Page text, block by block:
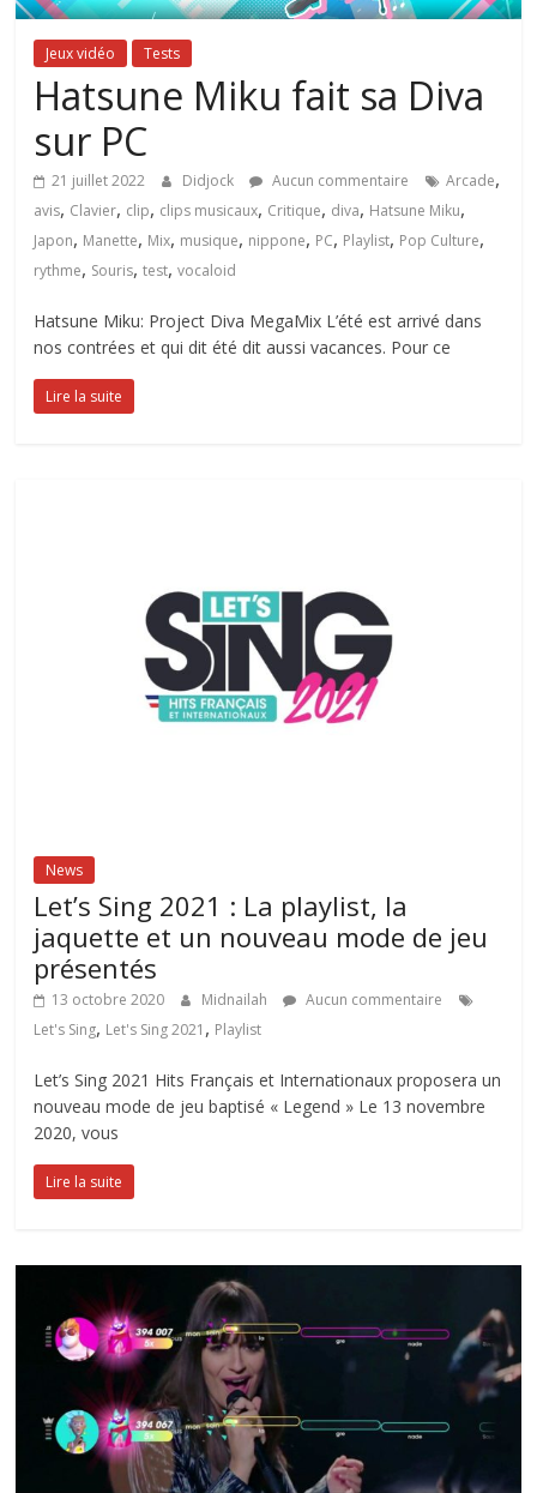
Jeux vidéo Tests
Hatsune Miku fait sa Diva
sur PC
21 juillet 2022 Didjock Aucun commentaire Arcade,
avis, Clavier, clip, clips musicaux, Critique, diva, Hatsune Miku,
Japon, Manette, Mix, musique, nippone, PC, Playlist, Pop Culture,
rythme, Souris,test,vocaloid
Hatsune Miku: Project Diva MegaMix L’été est arrivé dans
nos contrées et qui dit été dit aussi vacances. Pour ce
Lire la suite
News
Let’s Sing 2021 : La playlist, la
jaquette et un nouveau mode de jeu
présentés
13 octobre 2020 Midnailah
Aucun commentaire
Let's Sing, Let's Sing 2021 , Playlist
Let’s Sing 2021 Hits Français et Internationaux proposera un
nouveau mode de jeu baptisé « Legend » Le 13 novembre
2020, vous
Lire la suite